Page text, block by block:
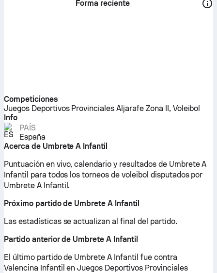
Forma reciente
Competiciones
Juegos Deportivos Provinciales Aljarafe Zona II, Voleibol
Info
PAÍS
España
Acerca de Umbrete A Infantil
Puntuación en vivo, calendario y resultados de Umbrete A
Infantil para todos los torneos de voleibol disputados por
Umbrete A Infantil.
Próximo partido de Umbrete A Infantil
Las estadísticas se actualizan al final del partido.
Partido anterior de Umbrete A Infantil
El último partido de Umbrete A Infantil fue contra
Valencina Infantil en Juegos Deportivos Provinciales